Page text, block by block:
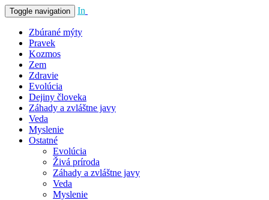
Toggle navigation In
Zbúrané mýty
Pravek
Kozmos
Zem
Zdravie
Evolúcia
Dejiny človeka
Záhady a zvláštne javy
Veda
Myslenie
Ostatné
Evolúcia
Živá príroda
Záhady a zvláštne javy
Veda
Myslenie